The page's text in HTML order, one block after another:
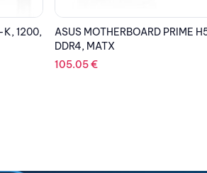
1200,
ASUS MOTHERBOARD PRIME
,AM4 ,MATX
197.90€